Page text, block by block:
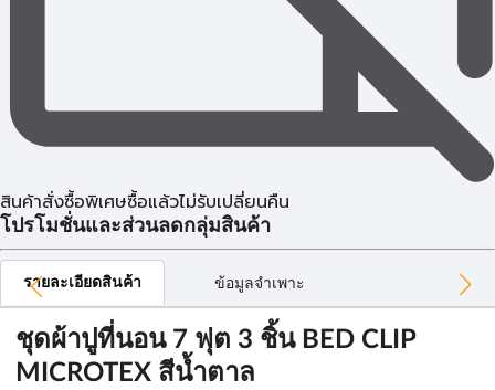
สินค้าสั่งซื้อพิเศษซื้อแล้วไม่รับเปลี่ยนคืน
โปรโมชั่นและส่วนลดกลุ่มสินค้า
รายละเอียดสินค้า ข้อมูลจำเพาะ
ชุดผ้าปูที่นอน 7 ฟุต 3 ชิ้น BED CLIP
MICROTEX สีน้ำตาล